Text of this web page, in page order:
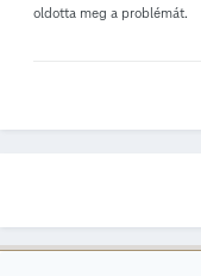
oldotta meg a problémát.